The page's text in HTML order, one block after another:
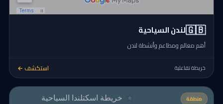
🇬🇧لندن السياحية
أهم معالم ومطاعم وأنشطة لندن
خريطة تفاعلية استكشف ←
منطقة